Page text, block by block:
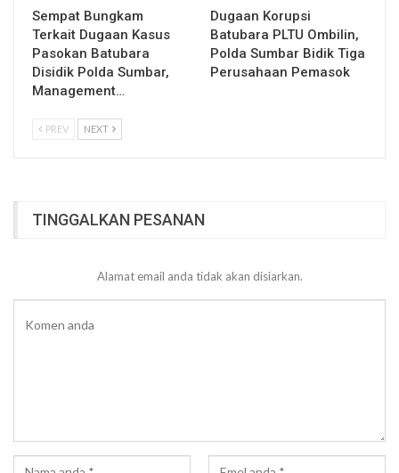
Sempat Bungkam
Terkait Dugaan Kasus
Pasokan Batubara
Disidik Polda Sumbar,
Management…
Dugaan Korupsi
Batubara PLTU Ombilin,
Polda Sumbar Bidik Tiga
Perusahaan Pemasok
PREV NEXT
TINGGALKAN PESANAN
Alamat email anda tidak akan disiarkan.